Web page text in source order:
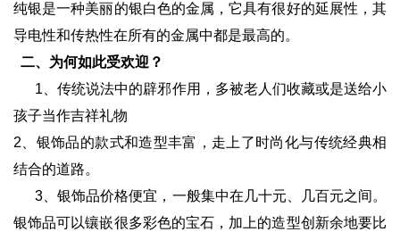
纯银是一种美丽的银白色的金属，它具有很好的延展性，其
导电性和传热性在所有的金属中都是最高的。
二、为何如此受欢迎？
1、传统说法中的辟邪作用，多被老人们收藏或是送给小
孩子当作吉祥礼物
2、银饰品的款式和造型丰富，走上了时尚化与传统经典相
结合的道路。
3、银饰品价格便宜，一般集中在几十元、几百元之间。
银饰品可以镶嵌很多彩色的宝石，加上的造型创新余地要比